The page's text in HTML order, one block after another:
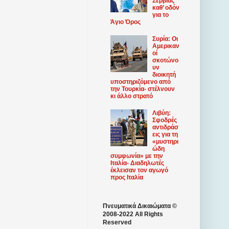
καθ’ οδόν
για το
Άγιο Όρος
Συρία: Οι
Αμερικαν
οί
σκοτώνο
υν
διοικητή
υποστηριζόμενο από
την Τουρκία- στέλνουν
κι άλλο στρατό
Λιβύη:
Σφοδρές
αντιδράσ
εις για τη
«μυστηρι
ώδη
συμφωνία» με την
Ιταλία- Διαδηλωτές
έκλεισαν τον αγωγό
προς Ιταλία
Πνευματικά Δικαιώματα ©
2008-2022 All Rights
Reserved